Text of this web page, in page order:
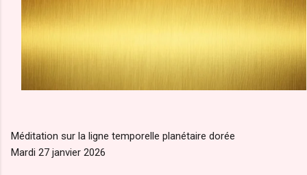
Méditation sur la ligne temporelle planétaire dorée
Mardi 27 janvier 2026